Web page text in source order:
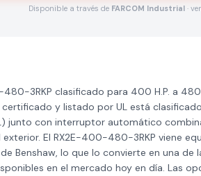
Disponible a través de FARCOM Industrial ·
3RKP clasificado para 400 H.P. a
y listado por UL está
junto con interruptor automático
exterior. El RX2E-400-480-3RKP viene
Benshaw, lo que lo convierte en una de
en el mercado hoy en día. Las